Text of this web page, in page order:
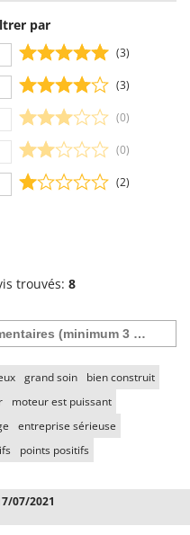
par
(3)
(3)
(0)
(0)
(2)
trouvés: 8
grand soin
bien construit
moteur est puissant
entreprise sérieuse
points positifs
07/2021